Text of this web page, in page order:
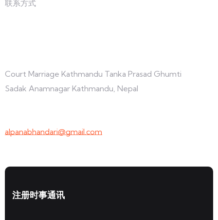
联系方式
Court Marriage Kathmandu Tanka Prasad Ghumti
Sadak Anamnagar Kathmandu, Nepal
alpanabhandari@gmail.com
注册时事通讯